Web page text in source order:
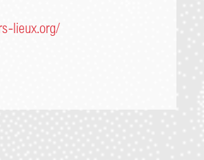
lieux.org/